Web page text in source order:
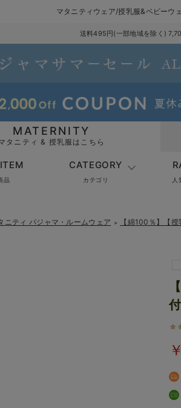
マタニティウェア/授乳服&ベビーウ
送料495円(一部地域を除く)
MATERNITY
タニティ & 授乳服はこちら
品
CATEGORY
カテゴリ 人
ニティ パジャマ・ルームウェア ＞ 【綿100％】【